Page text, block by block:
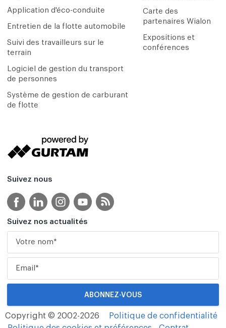
Application d'éco-conduite
Entretien de la flotte automobile
Suivi des travailleurs sur le
terrain
Logiciel de gestion du transport
de personnes
Système de gestion de carburant
de flotte
Carte des
partenaires Wialon
Expositions et
conférences
Suivez nous
Suivez nos actualités
Copyright © 2002-2026
Politique de confidentialité